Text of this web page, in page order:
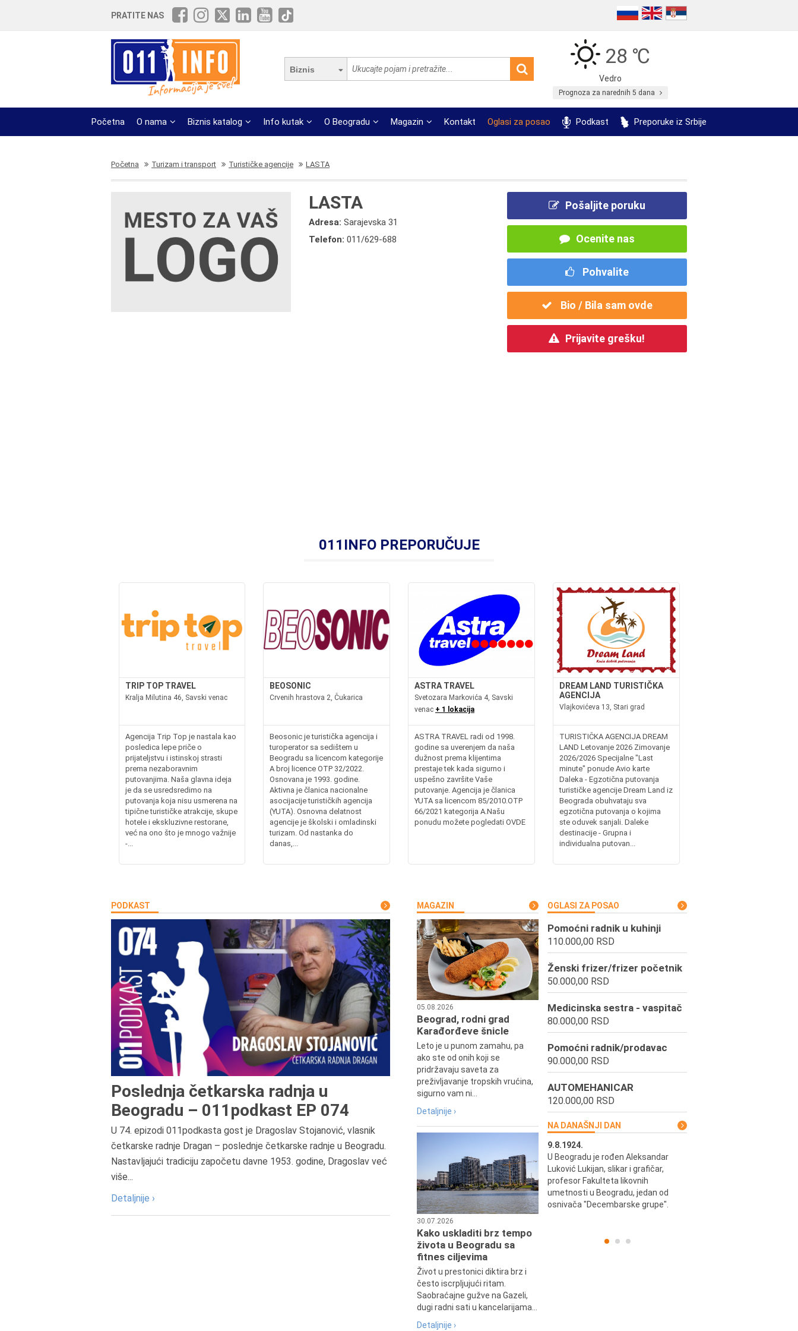
PRATITE NAS
Biznis
28 ℃
Vedro
Prognoza za narednih 5 dana
Početna O nama Biznis katalog Info kutak O Beogradu Magazin Kontakt Oglasi za posao Podkast Preporuke iz Srbije
Početna Turizam i transport Turističke agencije LASTA
LASTA
Adresa:Sarajevska 31
Telefon:011/629-688
Pošaljite poruku
Ocenite nas
Pohvalite
Bio / Bila sam ovde
Prijavite grešku!
011INFO PREPORUČUJE
TRIP TOP TRAVEL
Kralja Milutina 46, Savski venac
Agencija Trip Top je nastala kao
posledica lepe priče o
prijateljstvu i istinskoj strasti
prema nezaboravnim
putovanjima. Naša glavna ideja
je da se usredsredimo na
putovanja koja nisu usmerena na
tipične turističke atrakcije, skupe
hotele i ekskluzivne restorane,
već na ono što je mnogo važnije
-...
BEOSONIC
Crvenih hrastova 2, Čukarica
Beosonic je turistička agencija i
turoperator sa sedištem u
Beogradu sa licencom kategorije
A broj licence OTP 32/2022.
Osnovana je 1993. godine.
Aktivna je članica nacionalne
asocijacije turističkih agencija
(YUTA). Osnovna delatnost
agencije je školski i omladinski
turizam. Od nastanka do
danas,...
ASTRA TRAVEL
Svetozara Markovića 4, Savski
venac + 1 lokacija
ASTRA TRAVEL radi od 1998.
godine sa uverenjem da naša
dužnost prema klijentima
prestaje tek kada sigurno i
uspešno završite Vaše
putovanje. Agencija je članica
YUTA sa licencom 85/2010.OTP
66/2021 kategorija A.Našu
ponudu možete pogledati OVDE
DREAM LAND TURISTIČKA
AGENCIJA
Vlajkovićeva 13, Stari grad
TURISTIČKA AGENCIJA DREAM
LAND Letovanje 2026 Zimovanje
2026/2026 Specijalne "Last
minute" ponude Avio karte
Daleka - Egzotična putovanja
turističke agencije Dream Land iz
Beograda obuhvataju sva
egzotična putovanja o kojima
ste oduvek sanjali. Daleke
destinacije - Grupna i
individualna putovan...
PODKAST
Poslednja četkarska radnja u
Beogradu – 011podkast EP 074
U 74. epizodi 011podkasta gost je Dragoslav Stojanović, vlasnik
četkarske radnje Dragan – poslednje četkarske radnje u Beogradu.
Nastavljajući tradiciju započetu davne 1953. godine, Dragoslav već
više...
Detaljnije ›
MAGAZIN
05.08.2026
Beograd, rodni grad
Karađorđeve šnicle
Leto je u punom zamahu, pa
ako ste od onih koji se
pridržavaju saveta za
preživljavanje tropskih vrućina,
sigurno vam ni...
Detaljnije ›
30.07.2026
Kako uskladiti brz tempo
života u Beogradu sa
fitnes ciljevima
Život u prestonici diktira brz i
često iscrpljujući ritam.
Saobraćajne gužve na Gazeli,
dugi radni sati u kancelarijama...
Detaljnije ›
OGLASI ZA POSAO
Pomoćni radnik u kuhinji
110.000,00 RSD
Ženski frizer/frizer početnik
50.000,00 RSD
Medicinska sestra - vaspitač
80.000,00 RSD
Pomoćni radnik/prodavac
90.000,00 RSD
AUTOMEHANICAR
120.000,00 RSD
NA DANAŠNJI DAN
Dositej Obradović je došao u Srbiju i
u Beograd, gde je nastavio književni i
prosvetni rad, čime je simbolično
najavljen povratak glavnih tokova
srpske kulture južno od Save i
Dunava.
9.8.1924.
U Beogradu je rođen Aleksandar
Luković Lukijan, slikar i grafičar,
profesor Fakulteta likovnih
umetnosti u Beogradu, jedan od
osnivača "Decembarske grupe".